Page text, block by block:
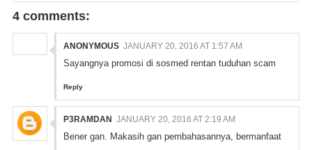
4 comments:
ANONYMOUS JANUARY 20, 2016 AT 1:57 AM
Sayangnya promosi di sosmed rentan tuduhan scam
Reply
P3RAMDAN JANUARY 20, 2016 AT 2:19 AM
Bener gan. Makasih gan pembahasannya, bermanfaat